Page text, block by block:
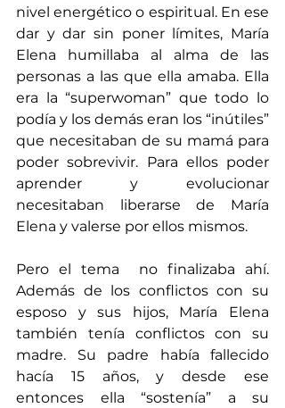
nivel energético o espiritual. En ese
dar y dar sin poner límites, María
Elena humillaba al alma de las
personas a las que ella amaba. Ella
era la “superwoman” que todo lo
podía y los demás eran los “inútiles”
que necesitaban de su mamá para
poder sobrevivir. Para ellos poder
aprender y evolucionar
necesitaban liberarse de María
Elena y valerse por ellos mismos.
Pero el tema  no finalizaba ahí.
Además de los conflictos con su
esposo y sus hijos, María Elena
también tenía conflictos con su
madre. Su padre había fallecido
hacía 15 años, y desde ese
entonces ella “sostenía” a su